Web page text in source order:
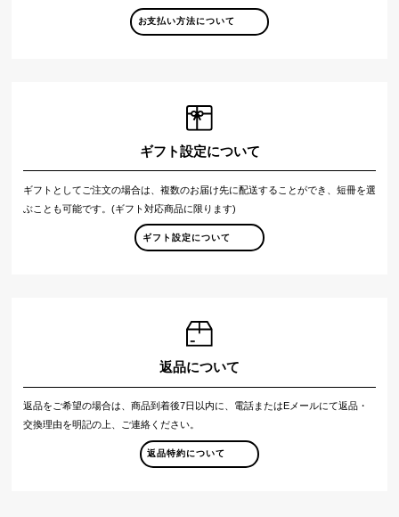
お支払い方法について
ギフト設定について
ギフトとしてご注文の場合は、複数のお届け先に配送することができ、短冊を選
ぶことも可能です。(ギフト対応商品に限ります)
ギフト設定について
返品について
返品をご希望の場合は、商品到着後7日以内に、電話またはEメールにて返品・
交換理由を明記の上、ご連絡ください。
返品特約について